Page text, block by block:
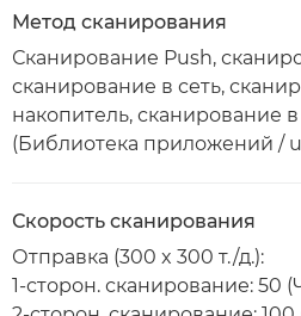
Метод сканирования
Сканирование Push,
сканирование в сеть,
накопитель, сканирование
(Библиотека приложений /
Скорость сканирования
Отправка (300 x 300 т./д.):
1-сторон. сканирование: 50